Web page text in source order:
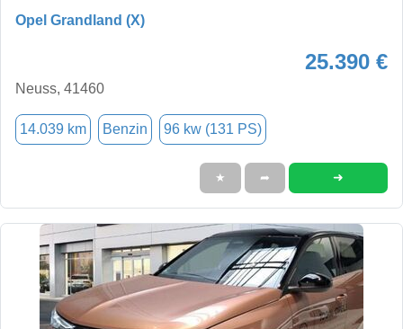
Opel Grandland (X)
25.390 €
Neuss, 41460
14.039 km Benzin 96 kw (131 PS)
★ ➦ ➜